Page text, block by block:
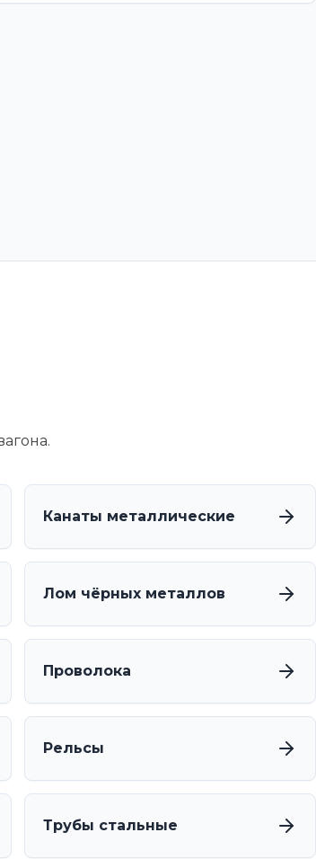
Канаты металлические
Лом чёрных металлов
Проволока
Рельсы
Трубы стальные